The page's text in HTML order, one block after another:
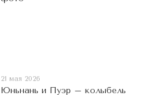
21 мая 2026
Юньнань и Пуэр – колыбель